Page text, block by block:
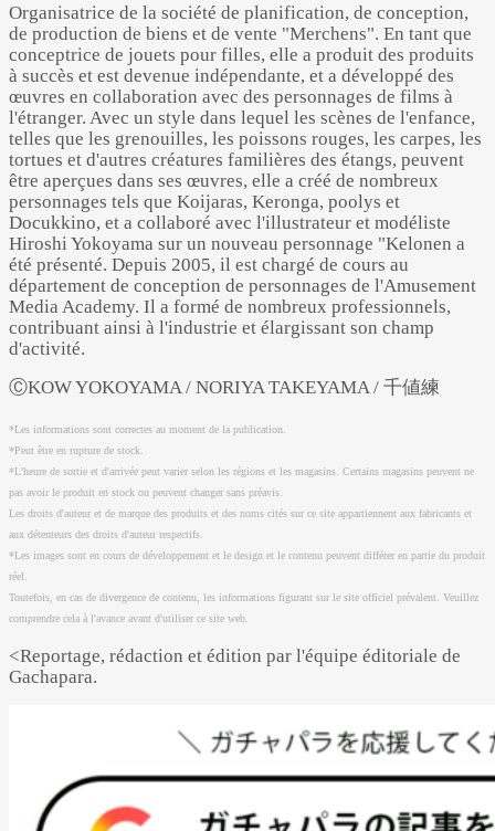
Organisatrice de la société de planification, de conception,
de production de biens et de vente "Merchens". En tant que
conceptrice de jouets pour filles, elle a produit des produits
à succès et est devenue indépendante, et a développé des
œuvres en collaboration avec des personnages de films à
l'étranger. Avec un style dans lequel les scènes de l'enfance,
telles que les grenouilles, les poissons rouges, les carpes, les
tortues et d'autres créatures familières des étangs, peuvent
être aperçues dans ses œuvres, elle a créé de nombreux
personnages tels que Koijaras, Keronga, poolys et
Docukkino, et a collaboré avec l'illustrateur et modéliste
Hiroshi Yokoyama sur un nouveau personnage "Kelonen a
été présenté. Depuis 2005, il est chargé de cours au
département de conception de personnages de l'Amusement
Media Academy. Il a formé de nombreux professionnels,
contribuant ainsi à l'industrie et élargissant son champ
d'activité.
ⒸKOW YOKOYAMA / NORIYA TAKEYAMA / 千値練
*Les informations sont correctes au moment de la publication.
*Peut être en rupture de stock.
*L'heure de sortie et d'arrivée peut varier selon les régions et les magasins. Certains magasins peuvent ne
pas avoir le produit en stock ou peuvent changer sans préavis.
Les droits d'auteur et de marque des produits et des noms cités sur ce site appartiennent aux fabricants et
aux détenteurs des droits d'auteur respectifs.
*Les images sont en cours de développement et le design et le contenu peuvent différer en partie du produit
réel.
Toutefois, en cas de divergence de contenu, les informations figurant sur le site officiel prévalent. Veuillez
comprendre cela à l'avance avant d'utiliser ce site web.
<Reportage, rédaction et édition par l'équipe éditoriale de
Gachapara.